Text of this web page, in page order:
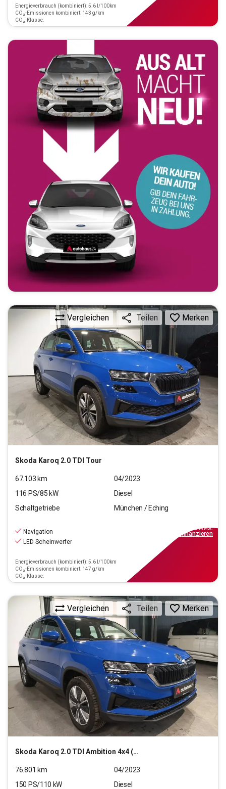
Energieverbrauch (kombiniert): 5.6 l/100km
CO₂-Emissionen kombiniert: 143 g/km
CO₂-Klasse:
Skoda Karoq 2.0 TDI Tour
Vergleichen Teilen Merken
67.103 km
04/2023
116 PS/85 kW
Diesel
Schaltgetriebe
München / Eching
Navigation
LED Scheinwerfer
Energieverbrauch (kombiniert): 5.6 l/100km
CO₂-Emissionen kombiniert: 147 g/km
CO₂-Klasse:
inkl.MwSt.
finanzieren
Skoda Karoq 2.0 TDI Ambition 4x4 (EURO 6d)
Vergleichen Teilen Merken
76.801 km
04/2023
150 PS/110 kW Diesel